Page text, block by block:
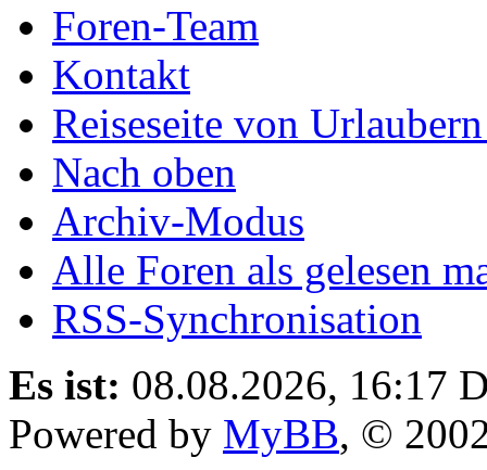
Foren-Team
Kontakt
Reiseseite von
Nach oben
Archiv-Modus
Alle Foren als gelesen
RSS-Synchronisation
Es ist: 08.08.2026, 16:17
Powered by MyBB, ©